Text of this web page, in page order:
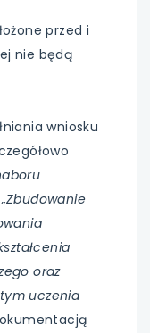
przed i
nie będą
wniosku
oraz
uczenia